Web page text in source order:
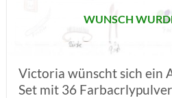
WUNSCH
Victoria wünscht sich ein
Set mit 36 Farbacrlypulver